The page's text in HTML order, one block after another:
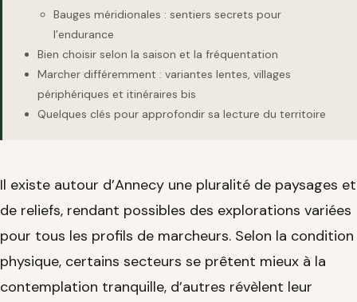
Bauges méridionales : sentiers secrets pour
l’endurance
Bien choisir selon la saison et la fréquentation
Marcher différemment : variantes lentes, villages
périphériques et itinéraires bis
Quelques clés pour approfondir sa lecture du territoire
Il existe autour d’Annecy une pluralité de paysages et
de reliefs, rendant possibles des explorations variées
pour tous les profils de marcheurs. Selon la condition
physique, certains secteurs se prêtent mieux à la
contemplation tranquille, d’autres révèlent leur